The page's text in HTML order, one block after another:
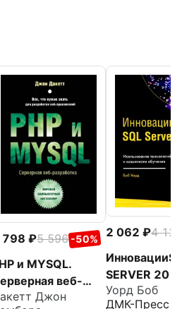
798 5 596 -50%
и MYSQL.
веб-
Джон
2 062
4 123
SERVER
Уорд Боб
ДМК-Пресс